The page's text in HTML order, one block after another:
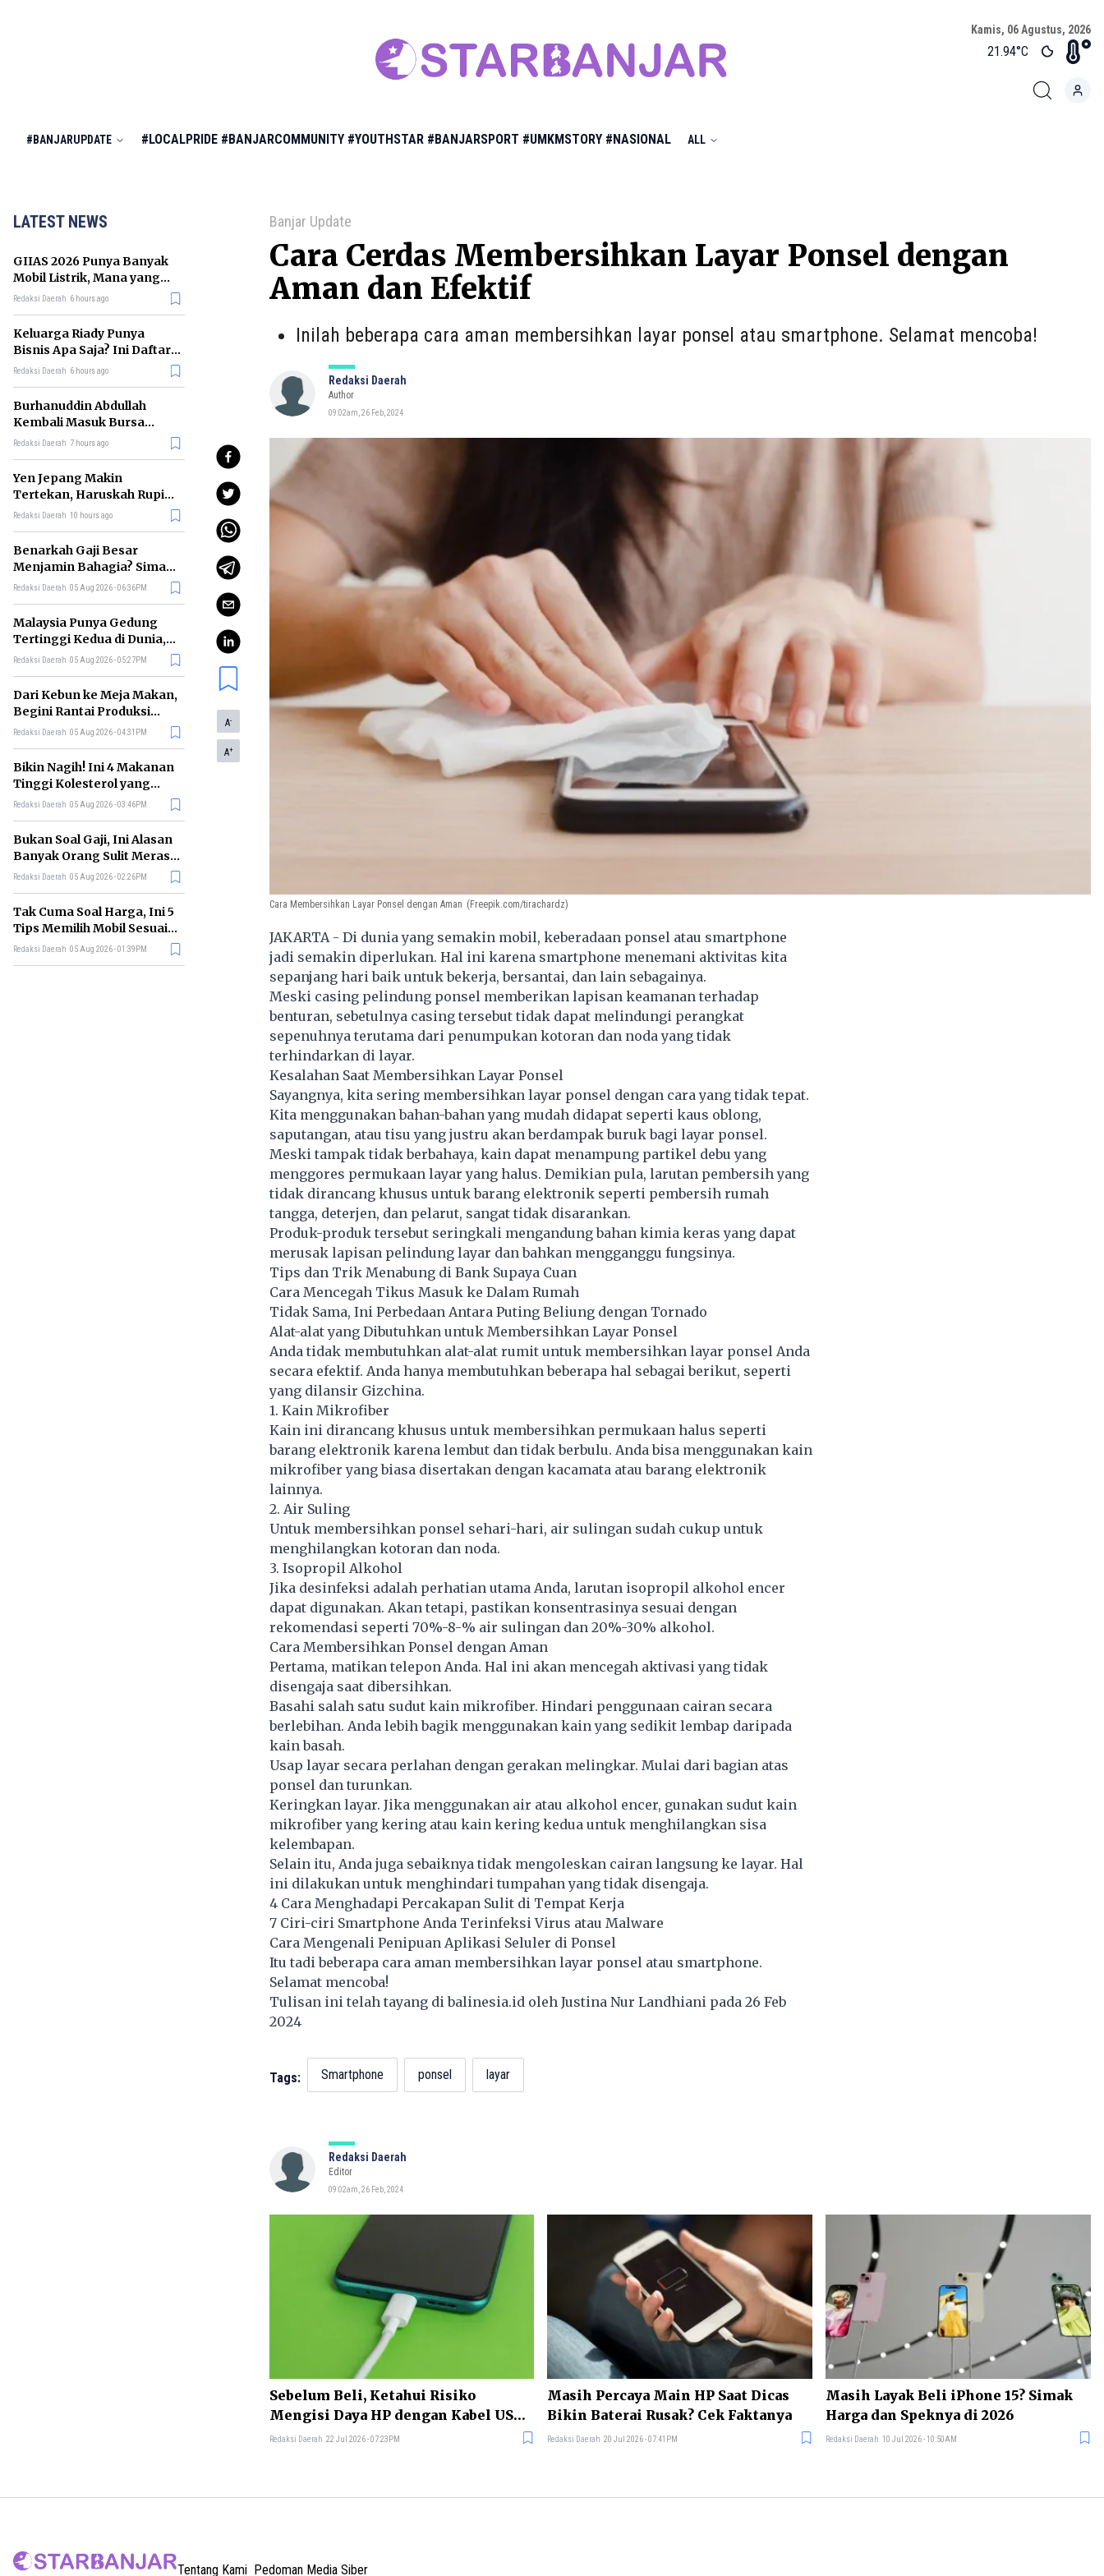
Kamis, 06 Agustus, 2026
21.94°C
#BANJARUPDATE #LOCALPRIDE #BANJARCOMMUNITY #YOUTHSTAR #BANJARSPORT #UMKMSTORY #NASIONAL ALL
LATEST NEWS
GIIAS 2026 Punya Banyak
Mobil Listrik, Mana yang
Cocok untuk Gaji Rp10 Juta?
Redaksi Daerah 6 hours ago
Keluarga Riady Punya
Bisnis Apa Saja? Ini Daftar
Kerajaan Usahanya
Redaksi Daerah 6 hours ago
Burhanuddin Abdullah
Kembali Masuk Bursa
Gubernur BI, Ini Rekam
Redaksi Daerah 7 hours ago
Yen Jepang Makin
Tertekan, Haruskah Rupiah
Ikut Khawatir?
Redaksi Daerah 10 hours ago
Benarkah Gaji Besar
Menjamin Bahagia? Simak
Penjelasan Ilmu Ekonomi
Redaksi Daerah 05 Aug 2026 - 06:36PM
Malaysia Punya Gedung
Tertinggi Kedua di Dunia,
Ini Daftar Lengkap 2026
Redaksi Daerah 05 Aug 2026 - 05:27PM
Dari Kebun ke Meja Makan,
Begini Rantai Produksi
Sawit di Indonesia
Redaksi Daerah 05 Aug 2026 - 04:31PM
Bikin Nagih! Ini 4 Makanan
Tinggi Kolesterol yang
Sebaiknya Dikurangi
Redaksi Daerah 05 Aug 2026 - 03:46PM
Bukan Soal Gaji, Ini Alasan
Banyak Orang Sulit Merasa
Cukup
Redaksi Daerah 05 Aug 2026 - 02:26PM
Tak Cuma Soal Harga, Ini 5
Tips Memilih Mobil Sesuai
Kebutuhan
Redaksi Daerah 05 Aug 2026 - 01:39PM
Banjar Update
Cara Cerdas Membersihkan Layar Ponsel dengan
Aman dan Efektif
Inilah beberapa cara aman membersihkan layar ponsel atau smartphone. Selamat mencoba!
Redaksi Daerah
Author
09:02am, 26 Feb, 2024
A-
A+
Cara Membersihkan Layar Ponsel dengan Aman (Freepik.com/tirachardz)
JAKARTA - Di dunia yang semakin mobil, keberadaan ponsel atau smartphone
jadi semakin diperlukan. Hal ini karena smartphone menemani aktivitas kita
sepanjang hari baik untuk bekerja, bersantai, dan lain sebagainya.
Meski casing pelindung ponsel memberikan lapisan keamanan terhadap
benturan, sebetulnya casing tersebut tidak dapat melindungi perangkat
sepenuhnya terutama dari penumpukan kotoran dan noda yang tidak
terhindarkan di layar.
Kesalahan Saat Membersihkan Layar Ponsel
Sayangnya, kita sering membersihkan layar ponsel dengan cara yang tidak tepat.
Kita menggunakan bahan-bahan yang mudah didapat seperti kaus oblong,
saputangan, atau tisu yang justru akan berdampak buruk bagi layar ponsel.
Meski tampak tidak berbahaya, kain dapat menampung partikel debu yang
menggores permukaan layar yang halus. Demikian pula, larutan pembersih yang
tidak dirancang khusus untuk barang elektronik seperti pembersih rumah
tangga, deterjen, dan pelarut, sangat tidak disarankan.
Produk-produk tersebut seringkali mengandung bahan kimia keras yang dapat
merusak lapisan pelindung layar dan bahkan mengganggu fungsinya.
Tips dan Trik Menabung di Bank Supaya Cuan
Cara Mencegah Tikus Masuk ke Dalam Rumah
Tidak Sama, Ini Perbedaan Antara Puting Beliung dengan Tornado
Alat-alat yang Dibutuhkan untuk Membersihkan Layar Ponsel
Anda tidak membutuhkan alat-alat rumit untuk membersihkan layar ponsel Anda
secara efektif. Anda hanya membutuhkan beberapa hal sebagai berikut, seperti
yang dilansir Gizchina.
1. Kain Mikrofiber
Kain ini dirancang khusus untuk membersihkan permukaan halus seperti
barang elektronik karena lembut dan tidak berbulu. Anda bisa menggunakan kain
mikrofiber yang biasa disertakan dengan kacamata atau barang elektronik
lainnya.
2. Air Suling
Untuk membersihkan ponsel sehari-hari, air sulingan sudah cukup untuk
menghilangkan kotoran dan noda.
3. Isopropil Alkohol
Jika desinfeksi adalah perhatian utama Anda, larutan isopropil alkohol encer
dapat digunakan. Akan tetapi, pastikan konsentrasinya sesuai dengan
rekomendasi seperti 70%-8-% air sulingan dan 20%-30% alkohol.
Cara Membersihkan Ponsel dengan Aman
Pertama, matikan telepon Anda. Hal ini akan mencegah aktivasi yang tidak
disengaja saat dibersihkan.
Basahi salah satu sudut kain mikrofiber. Hindari penggunaan cairan secara
berlebihan. Anda lebih bagik menggunakan kain yang sedikit lembap daripada
kain basah.
Usap layar secara perlahan dengan gerakan melingkar. Mulai dari bagian atas
ponsel dan turunkan.
Keringkan layar. Jika menggunakan air atau alkohol encer, gunakan sudut kain
mikrofiber yang kering atau kain kering kedua untuk menghilangkan sisa
kelembapan.
Selain itu, Anda juga sebaiknya tidak mengoleskan cairan langsung ke layar. Hal
ini dilakukan untuk menghindari tumpahan yang tidak disengaja.
4 Cara Menghadapi Percakapan Sulit di Tempat Kerja
7 Ciri-ciri Smartphone Anda Terinfeksi Virus atau Malware
Cara Mengenali Penipuan Aplikasi Seluler di Ponsel
Itu tadi beberapa cara aman membersihkan layar ponsel atau smartphone.
Selamat mencoba!
Tulisan ini telah tayang dibalinesia.id oleh Justina Nur Landhiani pada 26 Feb
2024
Tags: Smartphone ponsel layar
Redaksi Daerah
Editor
09:02am, 26 Feb, 2024
Sebelum Beli, Ketahui Risiko
Mengisi Daya HP dengan Kabel USB
Murah
Redaksi Daerah 22 Jul 2026 - 07:23PM
Masih Percaya Main HP Saat Dicas
Bikin Baterai Rusak? Cek Faktanya
Redaksi Daerah 20 Jul 2026 - 07:41PM
Masih Layak Beli iPhone 15? Simak
Harga dan Speknya di 2026
Redaksi Daerah 10 Jul 2026 - 10:50AM
Tentang Kami Pedoman Media Siber